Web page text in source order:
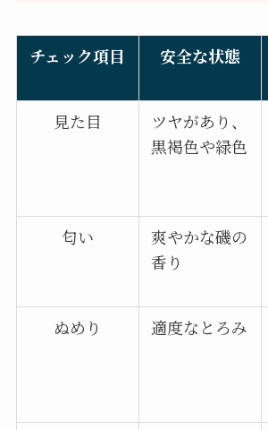
チェック項目 安全な状態
見た目
ツヤがあり、
黒褐色や緑色
匂い
爽やかな磯の
香り
ぬめり
適度なとろみ